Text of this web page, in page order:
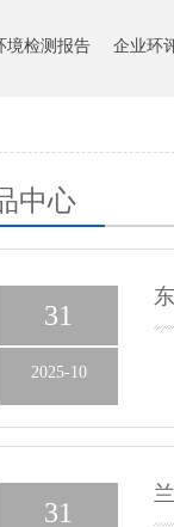
境检测报告 企业环
中心
31
2025-10
31